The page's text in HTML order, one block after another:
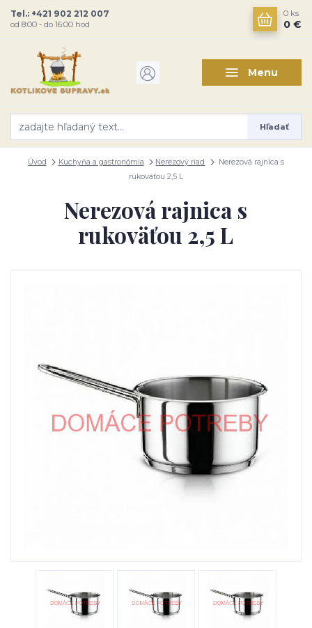
Menu
Hľadať
Tel.: +421 902 212 007
od 8:00 - do 16:00 hod
0 ks
0 €
Úvod Kuchyňa a gastronómia Nerezový riad
Nerezová rajnica s
rukoväťou 2,5 L
Nerezová rajnica s
rukoväťou 2,5 L